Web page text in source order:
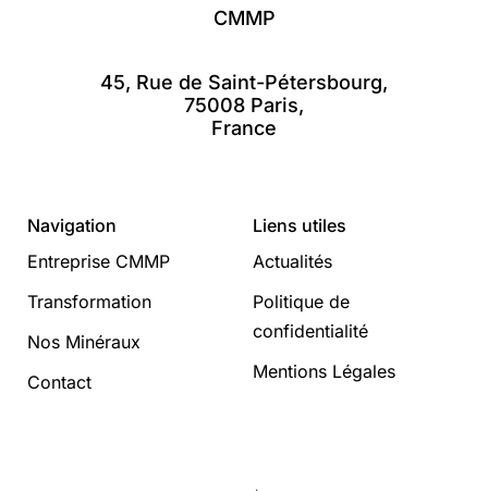
CMMP
45, Rue de Saint-Pétersbourg,
75008 Paris,
France
Navigation
Entreprise CMMP
Transformation
Nos Minéraux
Contact
Liens utiles
Actualités
Politique de
confidentialité
Mentions Légales